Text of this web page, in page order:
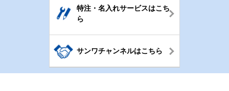
特注・名入れサービスはこち
ら
サンワチャンネルはこちら